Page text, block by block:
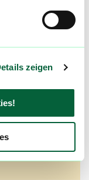
zeigen
zu
und